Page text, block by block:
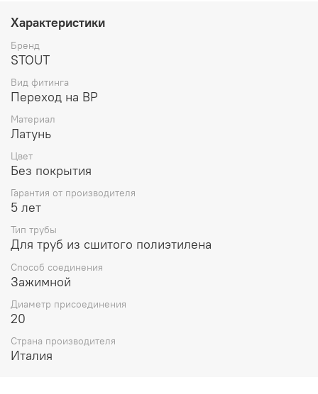
право в любой момент без обязательного извещения
вносить изменения в дизайн и технические
характеристики, не ухудшающие потребительских
свойств товара.
Характеристики
Бренд
STOUT
Вид фитинга
Переход на ВР
Материал
Латунь
Цвет
Без покрытия
Гарантия от производителя
5 лет
Тип трубы
Для труб из сшитого полиэтилена
Способ соединения
Зажимной
Диаметр присоединения
20
Страна производителя
Италия